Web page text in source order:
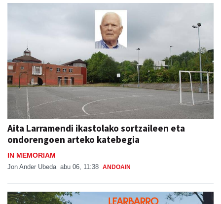
Aita Larramendi ikastolako sortzaileen eta
ondorengoen arteko katebegia
IN MEMORIAM
Jon Ander Ubeda abu 06, 11:38 ANDOAIN